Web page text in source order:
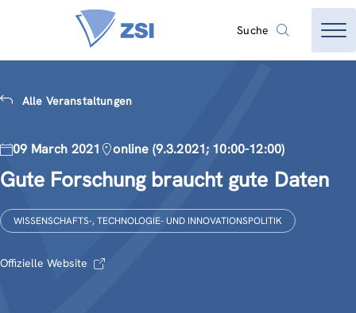
Suche
Alle Veranstaltungen
09 March 2021 online (9.3.2021; 10:00-12:00)
Gute Forschung braucht gute Daten
WISSENSCHAFTS-, TECHNOLOGIE- UND INNOVATIONSPOLITIK
Offizielle Website